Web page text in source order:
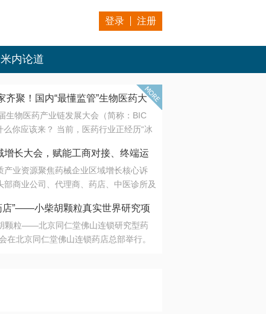
登录 注册
米内论道
长大会，赋能工商对接、终端运营
齐聚！国内“最懂监管”生物医药大
生物医药产业链发展大会（简称：BIC
你应该来？ 当前，医药行业正经历“冰
端是创新药“最后一公里”的支付与入院
。 同质化“内卷”已无出路，全产业链协
键。 本届大会以 “重构生态，定义未
杂药物制剂、CGT、多肽与小核酸的技
造。 我们致力于打破壁垒，让“实验
“支付端”深度对话，更让监管、产业、资
增长大会，赋能工商对接、终端运
产业资源聚焦药械企业区域增长核心诉
商业公司、代理商、药店、中医诊所及
略布局
店”——小柴胡颗粒真实世界研究项
启动
颗粒——北京同仁堂佛山连锁研究型药
在北京同仁堂佛山连锁药店总部举行。